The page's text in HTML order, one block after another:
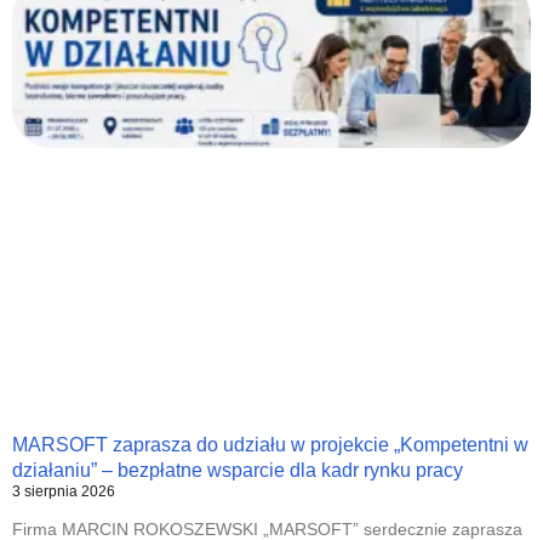
MARSOFT zaprasza do udziału w projekcie „Kompetentni w
działaniu” – bezpłatne wsparcie dla kadr rynku pracy
3 sierpnia 2026
Firma MARCIN ROKOSZEWSKI „MARSOFT” serdecznie zaprasza